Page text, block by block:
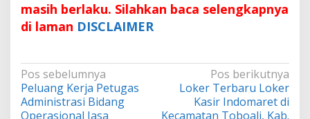
masih berlaku. Silahkan baca selengkapnya
di laman DISCLAIMER
Navigasi
pos
Pos sebelumnya
Peluang Kerja Petugas
Administrasi Bidang
Operasional Jasa
Pos berikutnya
Loker Terbaru Loker
Kasir Indomaret di
Kecamatan Toboali, Kab.